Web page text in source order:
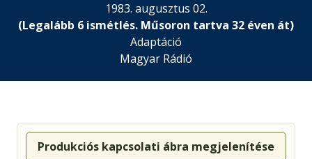
1983. augusztus 02.
(Legalább 6 ismétlés. Műsoron tartva 32 éven át)
Adaptáció
Magyar Rádió
Produkciós kapcsolati ábra megjelenítése